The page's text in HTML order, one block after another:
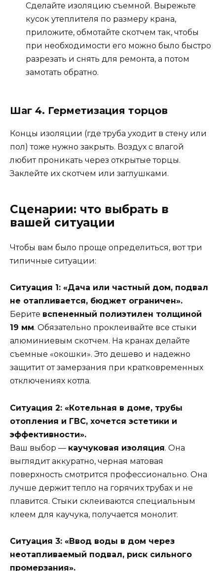
Сделайте изоляцию съемной. Вырежьте
кусок утеплителя по размеру крана,
приложите, обмотайте скотчем так, чтобы
при необходимости его можно было быстро
разрезать и снять для ремонта, а потом
замотать обратно.
Шаг 4. Герметизация торцов
Концы изоляции (где труба уходит в стену или
пол) тоже нужно закрыть. Воздух с влагой
любит проникать через открытые торцы.
Заклейте их скотчем или заглушками.
Сценарии: что выбрать в
вашей ситуации
Чтобы вам было проще определиться, вот три
типичные ситуации:
Ситуация 1: «Дача или частный дом, подвал
не отапливается, бюджет ограничен».
Берите вспененный полиэтилен толщиной
19 мм. Обязательно проклеивайте все стыки
алюминиевым скотчем. На кранах делайте
съемные «окошки». Это дешево и надежно
защитит от замерзания при кратковременных
отключениях котла.
Ситуация 2: «Котельная в доме, трубы
отопления и ГВС, хочется эстетики и
эффективности».
Ваш выбор — каучуковая изоляция. Она
выглядит аккуратно, черная матовая
поверхность смотрится профессионально. Она
лучше держит тепло на горячих трубах и не
плавится. Стыки склеиваются специальным
клеем для каучука, получается монолит.
Ситуация 3: «Ввод воды в дом через
неотапливаемый подвал, риск сильного
промерзания».